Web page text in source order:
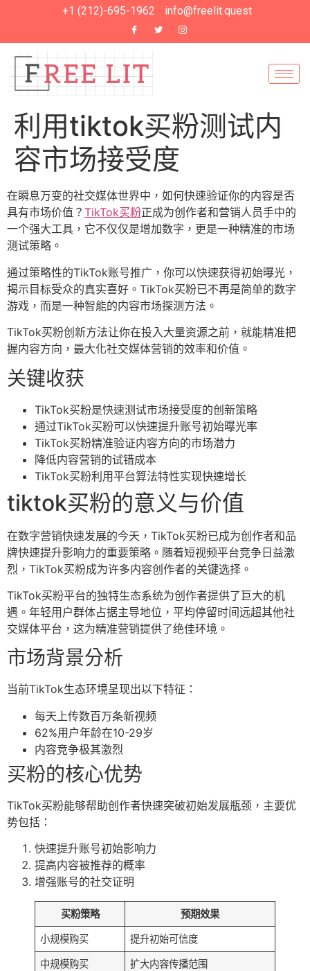
+1 (212)-695-1962 info@freelit.quest
利用tiktok买粉测试内
容市场接受度
在瞬息万变的社交媒体世界中，如何快速验证你的内容是否
具有市场价值？ TikTok买粉正成为创作者和营销人员手中的
一个强大工具，它不仅仅是增加数字，更是一种精准的市场
测试策略。
通过策略性的TikTok账号推广，你可以快速获得初始曝光，
揭示目标受众的真实喜好。TikTok买粉已不再是简单的数字
游戏，而是一种智能的内容市场探测方法。
TikTok买粉创新方法让你在投入大量资源之前，就能精准把
握内容方向，最大化社交媒体营销的效率和价值。
关键收获
TikTok买粉是快速测试市场接受度的创新策略
通过TikTok买粉可以快速提升账号初始曝光率
TikTok买粉精准验证内容方向的市场潜力
降低内容营销的试错成本
TikTok买粉利用平台算法特性实现快速增长
tiktok买粉的意义与价值
在数字营销快速发展的今天，TikTok买粉已成为创作者和品
牌快速提升影响力的重要策略。随着短视频平台竞争日益激
烈，TikTok买粉成为许多内容创作者的关键选择。
TikTok买粉平台的独特生态系统为创作者提供了巨大的机
遇。年轻用户群体占据主导地位，平均停留时间远超其他社
交媒体平台，这为精准营销提供了绝佳环境。
市场背景分析
当前TikTok生态环境呈现出以下特征：
每天上传数百万条新视频
62%用户年龄在10-29岁
内容竞争极其激烈
买粉的核心优势
TikTok买粉能够帮助创作者快速突破初始发展瓶颈，主要优
势包括：
快速提升账号初始影响力
提高内容被推荐的概率
增强账号的社交证明
买粉策略 预期效果
小规模购买 提升初始可信度
中规模购买 扩大内容传播范围